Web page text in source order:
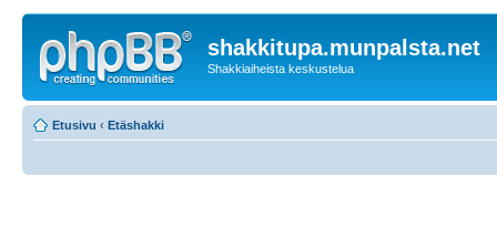
shakkitupa.munpalsta.net
Shakkiaiheista keskustelua
Etusivu ‹ Etäshakki